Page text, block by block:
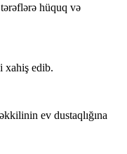
hüquq və
xahiş edib.
ev dustaqlığına